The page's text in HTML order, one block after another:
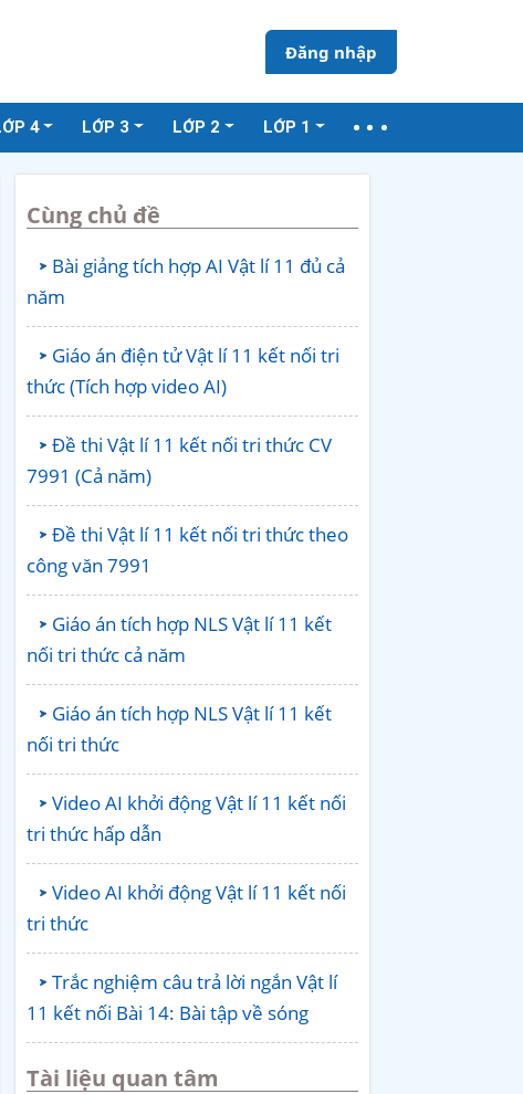
Đăng nhập
4 LỚP 3 LỚP 2 LỚP 1
Cùng chủ đề
Bài giảng tích hợp AI Vật lí 11 đủ cả
năm
Giáo án điện tử Vật lí 11 kết nối tri
thức (Tích hợp video AI)
Đề thi Vật lí 11 kết nối tri thức CV
7991 (Cả năm)
Đề thi Vật lí 11 kết nối tri thức theo
công văn 7991
Giáo án tích hợp NLS Vật lí 11 kết
nối tri thức cả năm
Giáo án tích hợp NLS Vật lí 11 kết
nối tri thức
Video AI khởi động Vật lí 11 kết nối
tri thức hấp dẫn
Video AI khởi động Vật lí 11 kết nối
tri thức
Trắc nghiệm câu trả lời ngắn Vật lí
11 kết nối Bài 14: Bài tập về sóng
Tài liệu quan tâm